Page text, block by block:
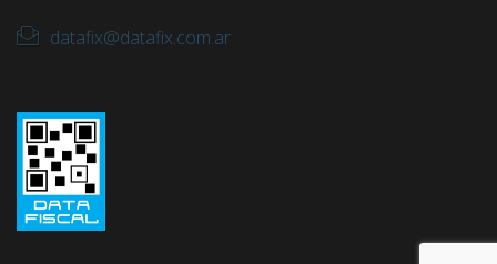
datafix@datafix.com.ar